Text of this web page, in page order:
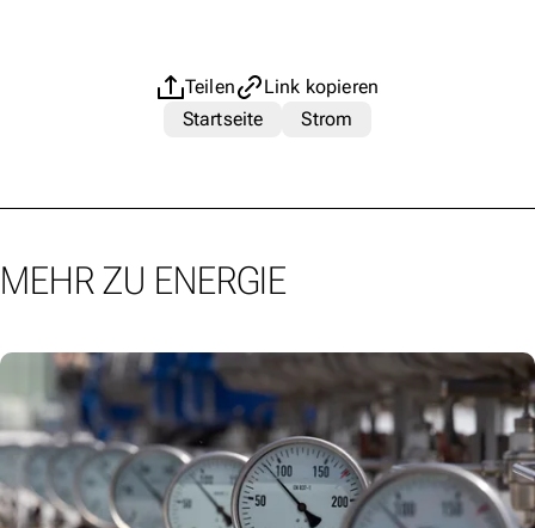
Teilen
Link kopieren
Startseite
Strom
MEHR ZU ENERGIE